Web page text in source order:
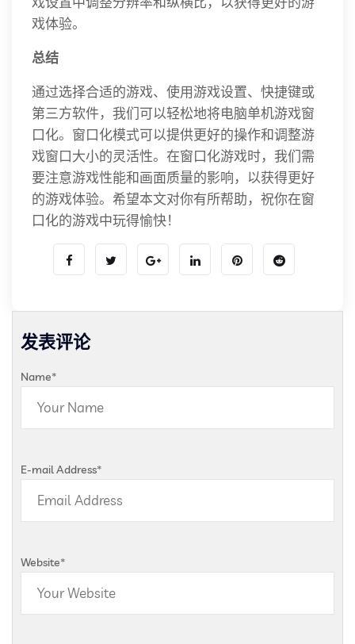
戏体验。
总结
通过选择合适的游戏、使用游戏设置、快捷键或
第三方软件，我们可以轻松地将电脑单机游戏窗
口化。窗口化模式可以提供更好的操作和调整游
戏窗口大小的灵活性。在窗口化游戏时，我们需
要注意游戏性能和画面质量的影响，以获得更好
的游戏体验。希望本文对你有所帮助，祝你在窗
口化的游戏中玩得愉快！
发表评论
Name*
E-mail Address*
Website*